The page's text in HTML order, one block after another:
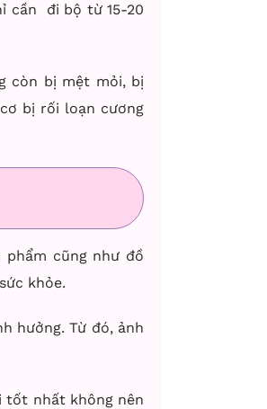
cần đi bộ từ 15-20
còn bị mệt mỏi, bị
bị rối loạn cương
cũng như đồ
khỏe.
hưởng. Từ đó, ảnh
tốt nhất không nên